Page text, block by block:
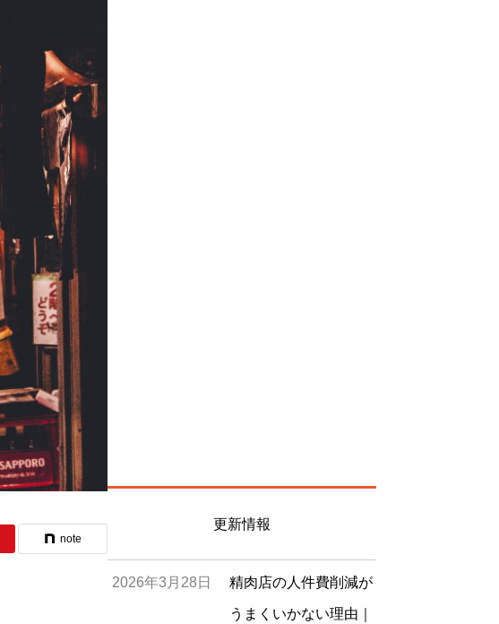
note
更新情報
2026年3月28日 精肉店の人件費削減が
うまくいかない理由｜